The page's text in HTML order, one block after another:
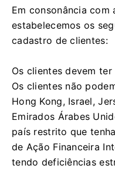
Em consonância
estabelecemos os
cadastro de clientes:
Os clientes devem
Os clientes não
Hong Kong, Israel,
Emirados Árabes
país restrito que
de Ação Financeira
tendo deficiências